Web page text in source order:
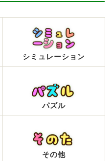
シミュレーション
パズル
その他